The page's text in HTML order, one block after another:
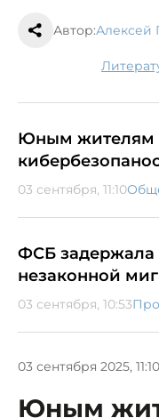
Автор:Алексей
Юным жителям
03 сентября, 11:10
ФСБ задержала
незаконной
03 сентября, 10:53
03 сентября 2025, 11:10
Юным